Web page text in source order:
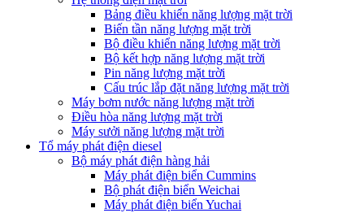
Bảng điều khiển năng lượng mặt trời
Biến tần năng lượng mặt trời
Bộ điều khiển năng lượng mặt trời
Bộ kết hợp năng lượng mặt trời
Pin năng lượng mặt trời
Cấu trúc lắp đặt năng lượng mặt trời
Máy bơm nước năng lượng mặt trời
Điều hòa năng lượng mặt trời
Máy sưởi năng lượng mặt trời
Tổ máy phát điện diesel
Bộ máy phát điện hàng hải
Máy phát điện biển Cummins
Bộ phát điện biển Weichai
Máy phát điện biển Yuchai